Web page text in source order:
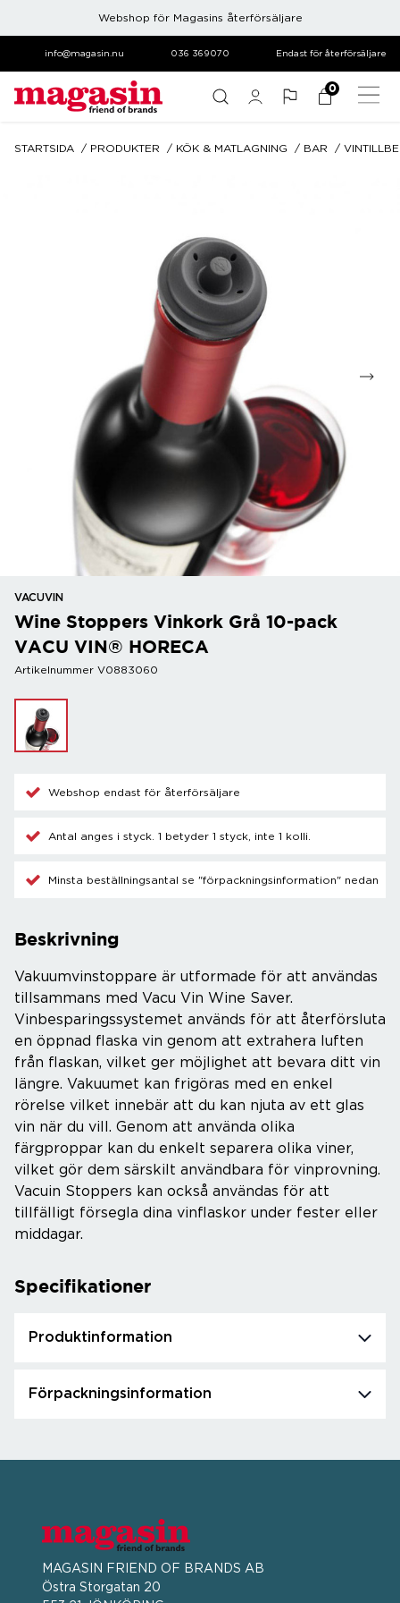
Webshop för Magasins återförsäljare
info@magasin.nu 036 369070 Endast för återförsäljare
0
STARTSIDA PRODUKTER KÖK & MATLAGNING BAR
VACUVIN
Wine Stoppers Vinkork Grå 10-pack
VACU VIN® HORECA
Artikelnummer V0883060
Webshop endast för återförsäljare
Antal anges i styck. 1 betyder 1 styck, inte 1 kolli.
Minsta beställningsantal se "förpackningsinformation" nedan
Beskrivning
Vakuumvinstoppare är utformade för att användas
tillsammans med Vacu Vin Wine Saver.
Vinbesparingssystemet används för att återförsluta
en öppnad flaska vin genom att extrahera luften
från flaskan, vilket ger möjlighet att bevara ditt vin
längre. Vakuumet kan frigöras med en enkel
rörelse vilket innebär att du kan njuta av ett glas
vin när du vill. Genom att använda olika
färgproppar kan du enkelt separera olika viner,
vilket gör dem särskilt användbara för vinprovning.
Vacuin Stoppers kan också användas för att
tillfälligt försegla dina vinflaskor under fester eller
middagar.
Specifikationer
Produktinformation
Förpackningsinformation
MAGASIN FRIEND OF BRANDS AB
Östra Storgatan 20